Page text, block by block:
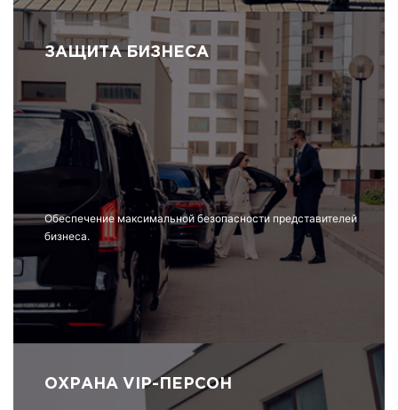
ЗАЩИТА БИЗНЕСА
Обеспечение максимальной безопасности представителей
бизнеса.
ОХРАНА VIP-ПЕРСОН